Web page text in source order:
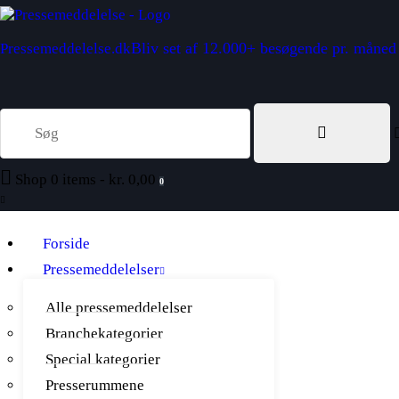
Pressemeddelelse.dkBliv set af 12.000+ besøgende pr. måned
Shop 0 items - kr. 0,00 0
Forside
Pressemeddelelser
Alle pressemeddelelser
Branchekategorier
Special kategorier
Presserummene